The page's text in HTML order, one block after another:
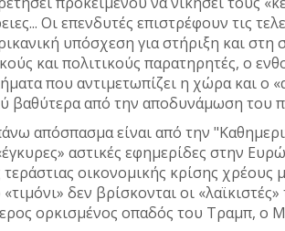
Οι επενδυτές επιστρέφουν τις
υπόσχεση για στήριξη και
και πολιτικούς παρατηρητές, ο
που αντιμετωπίζει η χώρα και ο
βαθύτερα από την αποδυνάμωση του
απόσπασμα είναι από την
αστικές εφημερίδες στην
τεράστιας οικονομικής κρίσης
δεν βρίσκονται οι
ορκισμένος οπαδός του Τραμπ, ο